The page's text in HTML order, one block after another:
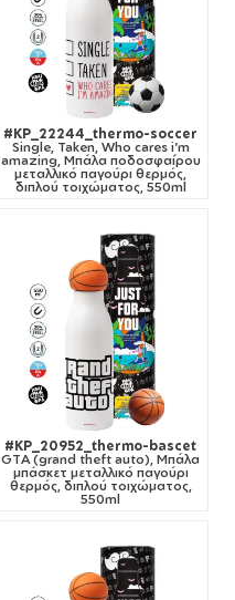
#KP_22244_thermo-soccer
Single, Taken, Who cares i'm
amazing, Μπάλα ποδοσφαίρου
μεταλλικό παγούρι θερμός,
διπλού τοιχώματος, 550ml
#KP_20952_thermo-bascet
GTA (grand theft auto), Μπάλα
μπάσκετ μεταλλικό παγούρι
θερμός, διπλού τοιχώματος,
550ml